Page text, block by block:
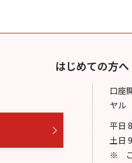
はじめての方へ
口座
ヤル
平日
土日